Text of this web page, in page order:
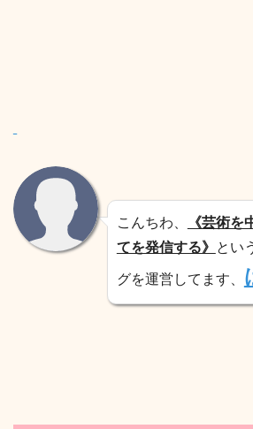
こんちわ、
《芸術
てを発信する》 とい
グを運営してます、